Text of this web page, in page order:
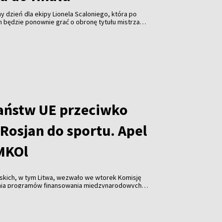
dzień dla ekipy Lionela Scaloniego, która po
będzie ponownie grać o obronę tytułu mistrza
Zagra w nim w niedzielę z Hiszpanią. Dzień
się w meczu o trzecie miejsce.
UE przeciwko
do sportu. Apel
w tym Litwa, wezwało we wtorek Komisję
programów finansowania międzynarodowych